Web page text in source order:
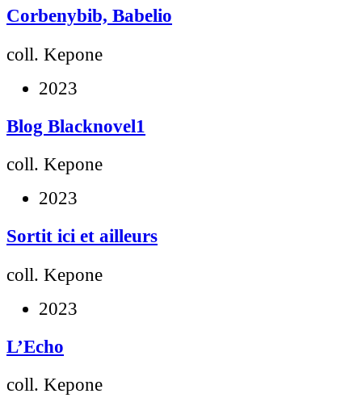
Corbenybib, Babelio
coll. Kepone
2023
Blog Blacknovel1
coll. Kepone
2023
Sortit ici et ailleurs
coll. Kepone
2023
L’Echo
coll. Kepone